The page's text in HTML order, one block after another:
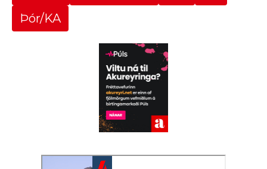
Þór/KA